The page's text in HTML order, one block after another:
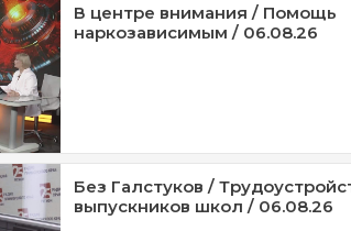
В центре внимания / Помощь
наркозависимым / 06.08.26
Без Галстуков /
выпускников школ / 06.08.26